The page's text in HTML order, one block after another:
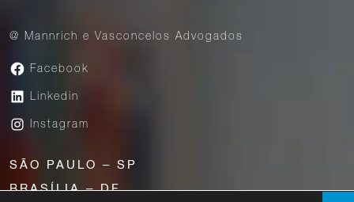
@ Mannrich e Vasconcelos Advogados
Facebook
Linkedin
Instagram
SÃO PAULO – SP
BRASÍLIA – DF